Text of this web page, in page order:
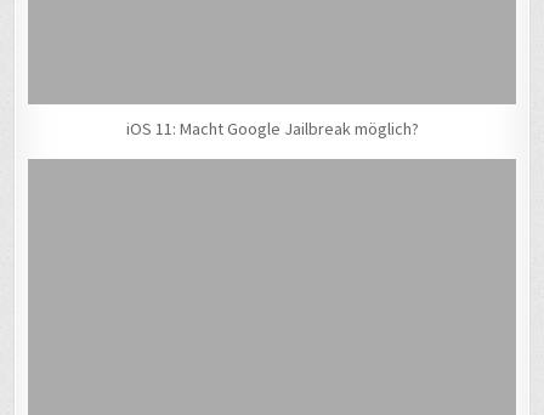
iOS 11: Macht Google Jailbreak möglich?